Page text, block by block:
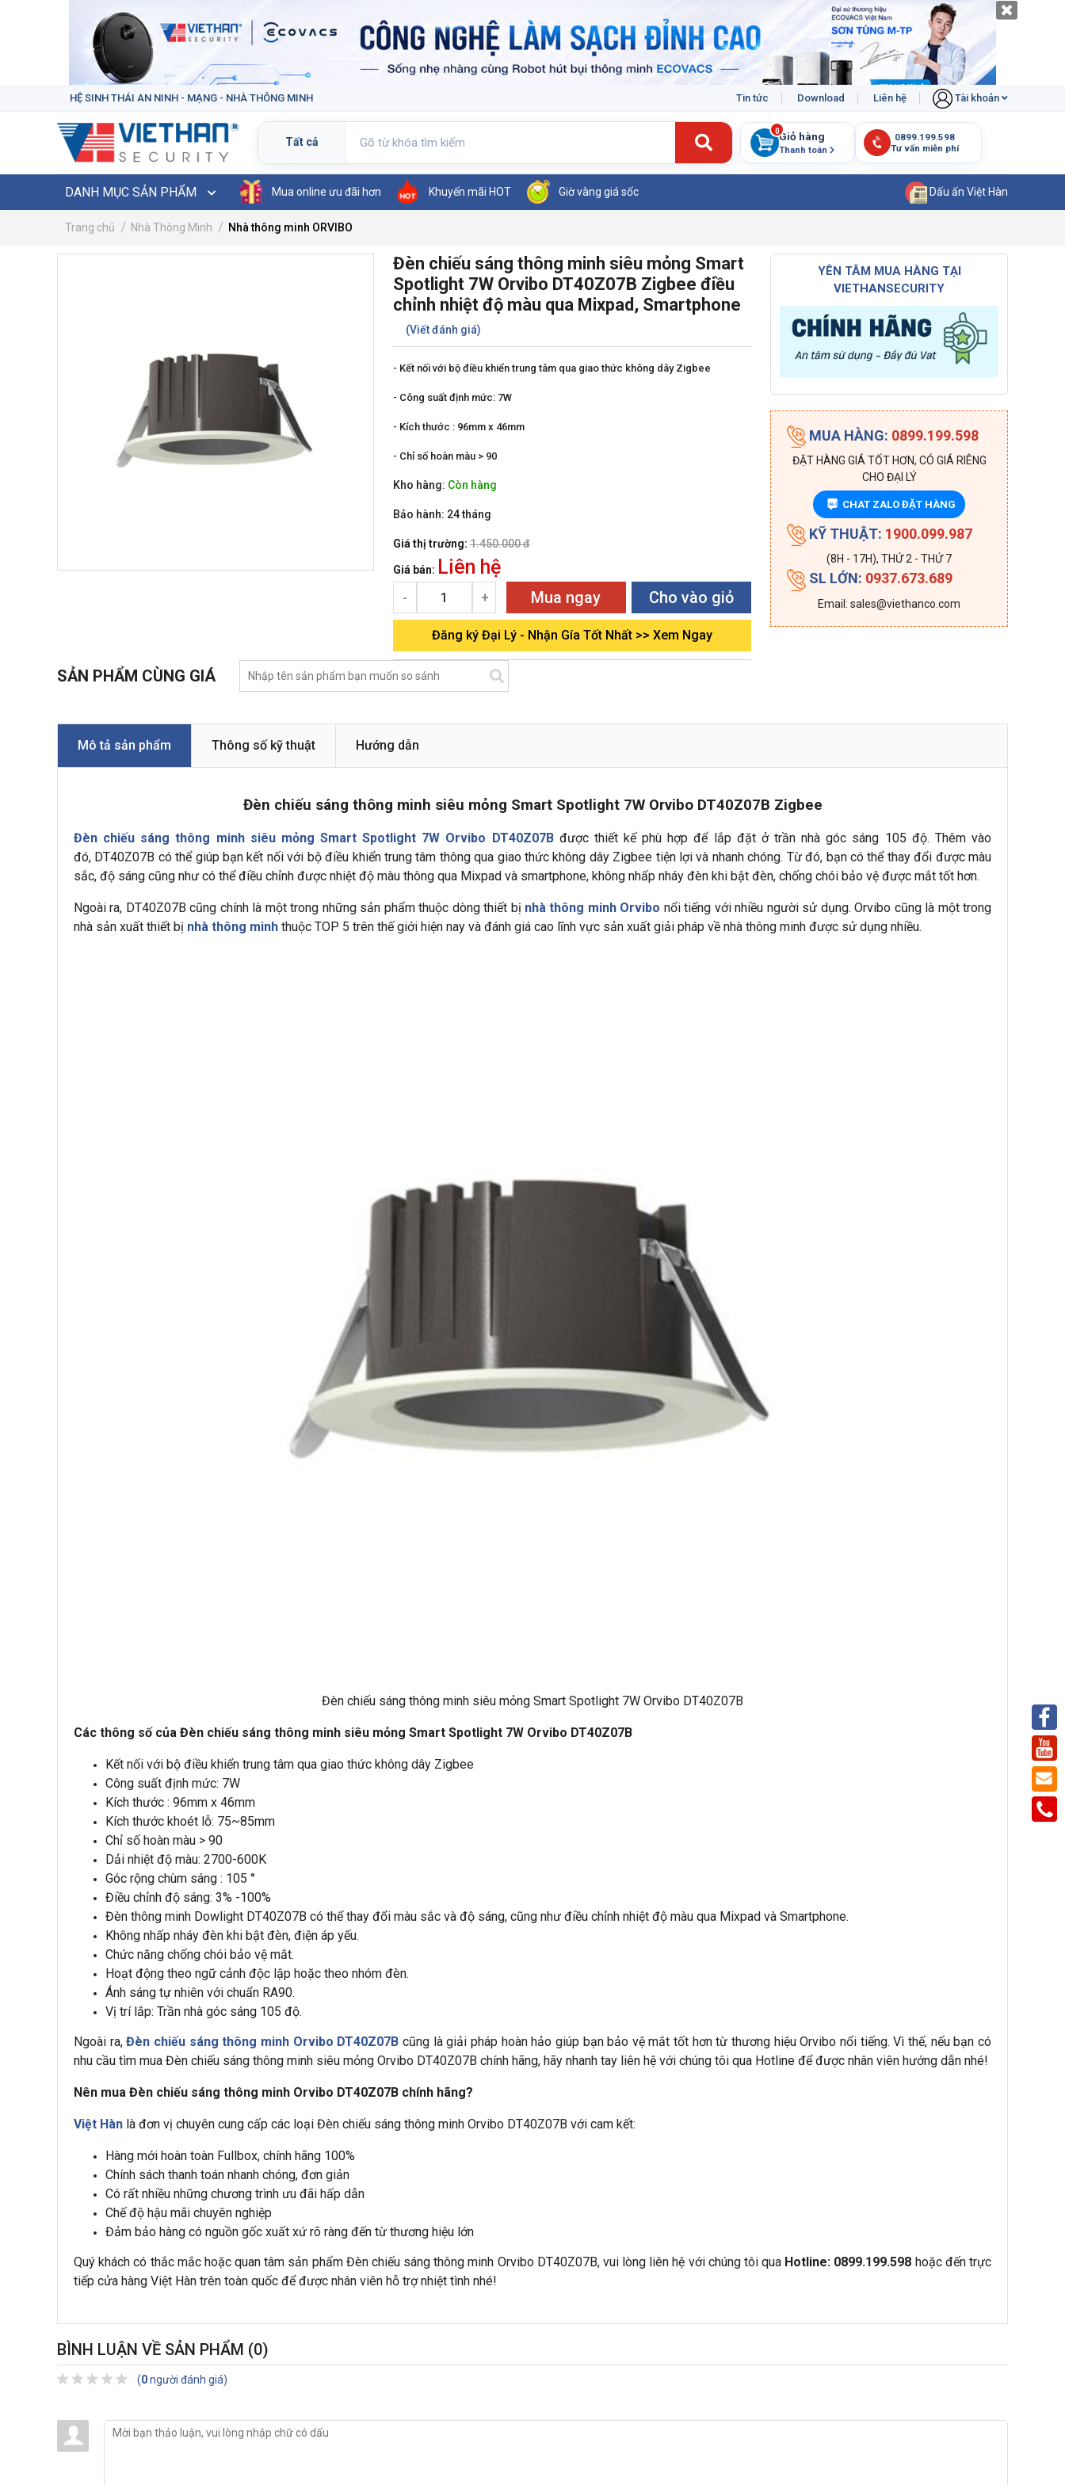
HỆ SINH THÁI AN NINH - MẠNG - NHÀ THÔNG MINH Tin tức Download Liên hệ Tài khoản
Giỏ hàng
Thanh toán
0
DANH MỤC SẢN PHẨM Mua online ưu đãi hơn Khuyến mãi HOT Giờ vàng giá sốc Dấu ấn Việt Hàn
Trang chủ Nhà Thông Minh Nhà thông minh ORVIBO
Đèn chiếu sáng thông minh siêu mỏng Smart
Spotlight 7W Orvibo DT40Z07B Zigbee điều
chỉnh nhiệt độ màu qua Mixpad, Smartphone
(Viết đánh giá)
- Kết nối với bộ điều khiển trung tâm qua giao thức không dây Zigbee
- Công suất định mức: 7W
- Kích thước : 96mm x 46mm
- Chỉ số hoàn màu > 90
Kho hàng: Còn hàng
Bảo hành: 24 tháng
Giá thị trường: 1.450.000 đ
Giá bán: Liên hệ
- + Mua ngay Cho vào giỏ
Đăng ký Đại Lý - Nhận Gía Tốt Nhất >> Xem Ngay
YÊN TÂM MUA HÀNG TẠI
VIETHANSECURITY
MUA HÀNG: 0899.199.598
ĐẶT HÀNG GIÁ TỐT HƠN, CÓ GIÁ RIÊNG
CHO ĐẠI LÝ
ZALO CHAT ZALO ĐẶT HÀNG
KỸ THUẬT: 1900.099.987
(8H - 17H), THỨ 2 - THỨ 7
SL LỚN: 0937.673.689
Email: sales@viethanco.com
SẢN PHẨM CÙNG GIÁ
Mô tả sản phẩm Thông số kỹ thuật Hướng dẫn
Đèn chiếu sáng thông minh siêu mỏng Smart Spotlight 7W Orvibo DT40Z07B Zigbee
Đèn chiếu sáng thông minh siêu mỏng Smart Spotlight 7W Orvibo DT40Z07Bđược thiết kế phù hợp để lắp đặt ở trần nhà góc sáng 105 độ. Thêm vào
đó, DT40Z07B có thể giúp bạn kết nối với bộ điều khiển trung tâm thông qua giao thức không dây Zigbee tiện lợi và nhanh chóng. Từ đó, bạn có thể thay đổi được màu
sắc, độ sáng cũng như có thể điều chỉnh được nhiệt độ màu thông qua Mixpad và smartphone, không nhấp nháy đèn khi bật đèn, chống chói bảo vệ được mắt tốt hơn.
Ngoài ra, DT40Z07B cũng chính là một trong những sản phẩm thuộc dòng thiết bị nhà thông minh Orvibo nổi tiếng với nhiều người sử dụng. Orvibo cũng là một trong
nhà sản xuất thiết bị nhà thông minh thuộc TOP 5 trên thế giới hiện nay và đánh giá cao lĩnh vực sản xuất giải pháp về nhà thông minh được sử dụng nhiều.
Đèn chiếu sáng thông minh siêu mỏng Smart Spotlight 7W Orvibo DT40Z07B
Các thông số của Đèn chiếu sáng thông minh siêu mỏng Smart Spotlight 7W Orvibo DT40Z07B
Kết nối với bộ điều khiển trung tâm qua giao thức không dây Zigbee
Công suất định mức: 7W
Kích thước : 96mm x 46mm
Kích thước khoét lỗ: 75~85mm
Chỉ số hoàn màu > 90
Dải nhiệt độ màu: 2700-600K
Góc rộng chùm sáng : 105 °
Điều chỉnh độ sáng: 3% -100%
Đèn thông minh Dowlight DT40Z07B có thể thay đổi màu sắc và độ sáng, cũng như điều chỉnh nhiệt độ màu qua Mixpad và Smartphone.
Không nhấp nháy đèn khi bật đèn, điện áp yếu.
Chức năng chống chói bảo vệ mắt.
Hoạt động theo ngữ cảnh độc lập hoặc theo nhóm đèn.
Ánh sáng tự nhiên với chuẩn RA90.
Vị trí lắp: Trần nhà góc sáng 105 độ.
Ngoài ra,Đèn chiếu sáng thông minh Orvibo DT40Z07B cũng là giải pháp hoàn hảo giúp bạn bảo vệ mắt tốt hơn từ thương hiệu Orvibo nổi tiếng. Vì thế, nếu bạn có
nhu cầu tìm mua Đèn chiếu sáng thông minh siêu mỏng Orvibo DT40Z07B chính hãng, hãy nhanh tay liên hệ với chúng tôi qua Hotline để được nhân viên hướng dẫn nhé!
Nên mua Đèn chiếu sáng thông minh Orvibo DT40Z07B chính hãng?
Việt Hàn là đơn vị chuyên cung cấp các loại Đèn chiếu sáng thông minh Orvibo DT40Z07B với cam kết:
Hàng mới hoàn toàn Fullbox, chính hãng 100%
Chính sách thanh toán nhanh chóng, đơn giản
Có rất nhiều những chương trình ưu đãi hấp dẫn
Chế độ hậu mãi chuyên nghiệp
Đảm bảo hàng có nguồn gốc xuất xứ rõ ràng đến từ thương hiệu lớn
Quý khách có thắc mắc hoặc quan tâm sản phẩm Đèn chiếu sáng thông minh Orvibo DT40Z07B, vui lòng liên hệ với chúng tôi qua Hotline: 0899.199.598 hoặc đến trực
tiếp cửa hàng Việt Hàn trên toàn quốc để được nhân viên hỗ trợ nhiệt tình nhé!
BÌNH LUẬN VỀ SẢN PHẨM (0)
(0người đánh giá)